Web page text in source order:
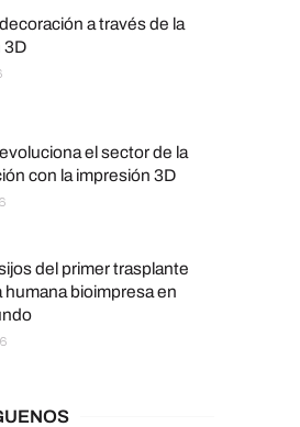
a través de la
3D
el sector de la
con la impresión 3D
del primer trasplante
humana bioimpresa en